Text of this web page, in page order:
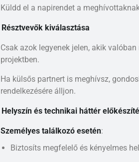
Küldd el a napirendet a
Résztvevők kiválasztása
Csak azok legyenek jelen, akik
projektben.
Ha külsős partnert is meghívsz,
rendelkezésére álljon.
Helyszín és technikai háttér
Személyes találkozó esetén:
Biztosíts megfelelő és kényelmes